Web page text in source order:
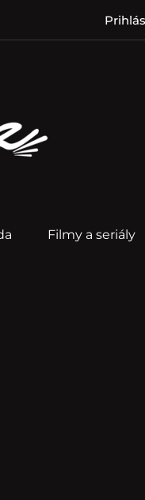
Filmy a seriály